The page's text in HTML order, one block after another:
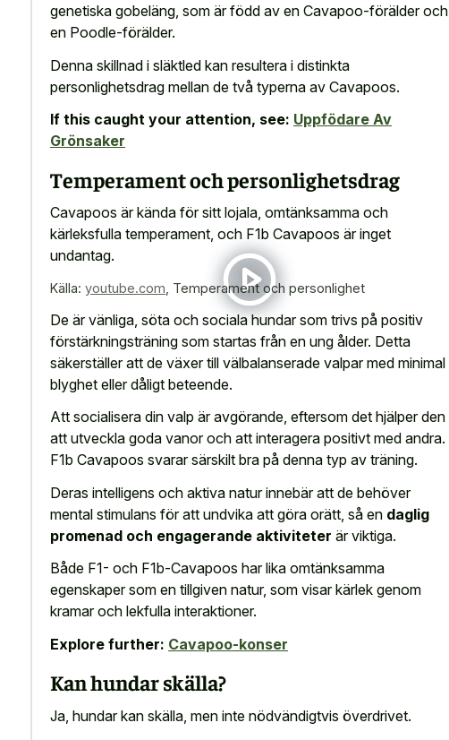
genetiska gobeläng, som är född av en Cavapoo-förälder och
en Poodle-förälder.
Denna skillnad i släktled kan resultera i distinkta
personlighetsdrag mellan de två typerna av Cavapoos.
If this caught your attention, see: Uppfödare Av
Grönsaker
Temperament och personlighetsdrag
Cavapoos är kända för sitt lojala, omtänksamma och
kärleksfulla temperament, och F1b Cavapoos är inget
undantag.
Källa: youtube.com Temperament och personlighet
De är vänliga, söta och sociala hundar som trivs på positiv
förstärkningsträning som startas från en ung ålder. Detta
säkerställer att de växer till välbalanserade valpar med minimal
blyghet eller dåligt beteende.
Att socialisera din valp är avgörande, eftersom det hjälper den
att utveckla goda vanor och att interagera positivt med andra.
F1b Cavapoos svarar särskilt bra på denna typ av träning.
Deras intelligens och aktiva natur innebär att de behöver
mental stimulans för att undvika att göra orätt, så en daglig
promenad och engagerande aktiviteter är viktiga.
Både F1- och F1b-Cavapoos har lika omtänksamma
egenskaper som en tillgiven natur, som visar kärlek genom
kramar och lekfulla interaktioner.
Explore further: Cavapoo-konser
Kan hundar skälla?
Ja, hundar kan skälla, men inte nödvändigtvis överdrivet.